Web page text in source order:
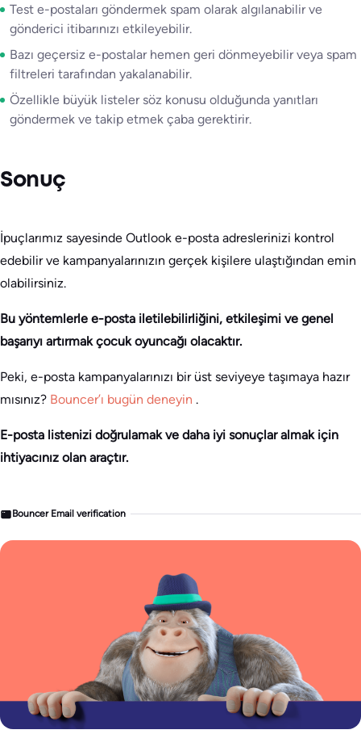
Test e-postaları göndermek spam olarak algılanabilir ve
gönderici itibarınızı etkileyebilir.
Bazı geçersiz e-postalar hemen geri dönmeyebilir veya spam
filtreleri tarafından yakalanabilir.
Özellikle büyük listeler söz konusu olduğunda yanıtları
göndermek ve takip etmek çaba gerektirir.
Sonuç
İpuçlarımız sayesinde Outlook e-posta adreslerinizi kontrol
edebilir ve kampanyalarınızın gerçek kişilere ulaştığından emin
olabilirsiniz.
Bu yöntemlerle e-posta iletilebilirliğini, etkileşimi ve genel
başarıyı artırmak çocuk oyuncağı olacaktır.
Peki, e-posta kampanyalarınızı bir üst seviyeye taşımaya hazır
mısınız? Bouncer’ı bugün deneyin .
E-posta listenizi doğrulamak ve daha iyi sonuçlar almak için
ihtiyacınız olan araçtır.
Bouncer Email verification